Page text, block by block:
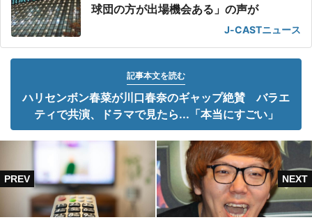
球団の方が出場機会ある」の声が
J-CASTニュース
記事本文を読む
ハリセンボン春菜が川口春奈のギャップ絶賛 バラエ
ティで共演、ドラマで見たら...「本当にすごい」